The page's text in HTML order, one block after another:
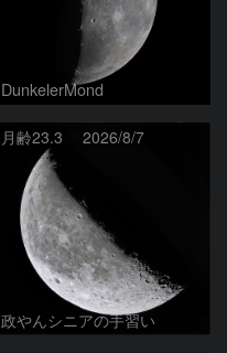
DunkelerMond
月齢23.3 2026/8/7
政やんシニアの手習い